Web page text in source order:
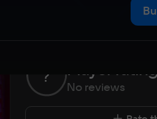
? Player
No reviews